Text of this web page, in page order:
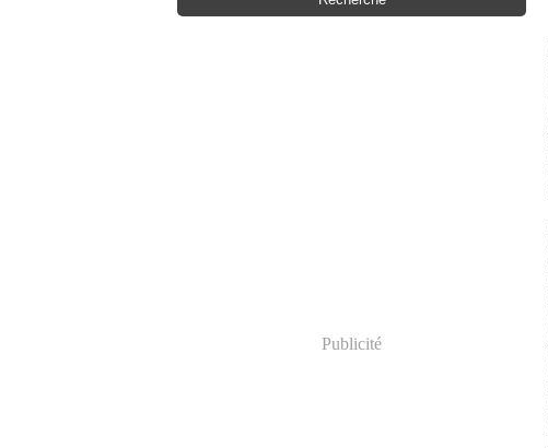
Publicité